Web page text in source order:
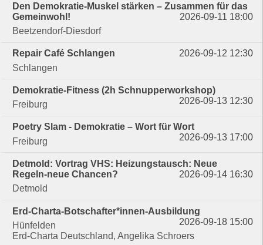
Den Demokratie-Muskel stärken – Zusammen für das
Gemeinwohl!
2026-09-11 18:00
Beetzendorf-Diesdorf
Repair Café Schlangen
2026-09-12 12:30
Schlangen
Demokratie-Fitness (2h Schnupperworkshop)
2026-09-13 12:30
Freiburg
Poetry Slam - Demokratie – Wort für Wort
2026-09-13 17:00
Freiburg
Detmold: Vortrag VHS: Heizungstausch: Neue
Regeln-neue Chancen?
2026-09-14 16:30
Detmold
Erd-Charta-Botschafter*innen-Ausbildung
2026-09-18 15:00
Hünfelden
Erd-Charta Deutschland, Angelika Schroers